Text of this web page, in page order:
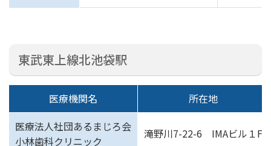
東武東上線北池袋駅
医療機関名
所在地
医療法人社団あるまじろ会
小林歯科クリニック
滝野川7-22-6 IMAビル１F